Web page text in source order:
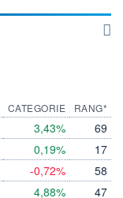
CATEGORIE
3,43%
0,19%
-0,72%
4,88%
RANG*
69
17
58
47